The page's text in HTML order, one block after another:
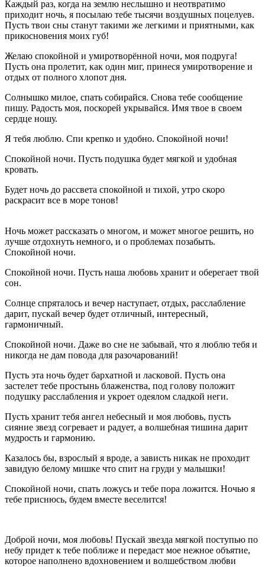
Каждый раз, когда на землю неслышно и неотвратимо
приходит ночь, я посылаю тебе тысячи воздушных поцелуев.
Пусть твои сны станут такими же легкими и приятными, как
прикосновения моих губ!
Желаю спокойной и умиротворённой ночи, моя подруга!
Пусть она пролетит, как один миг, принеся умиротворение и
отдых от полного хлопот дня.
Солнышко милое, спать собирайся. Снова тебе сообщение
пишу. Радость моя, поскорей укрывайся. Имя твое в своем
сердце ношу.
Я тебя люблю. Спи крепко и удобно. Спокойной ночи!
Спокойной ночи. Пусть подушка будет мягкой и удобная
кровать.
Будет ночь до рассвета спокойной и тихой, утро скоро
раскрасит все в море тонов!
Ночь может рассказать о многом, и может многое решить, но
лучше отдохнуть немного, и о проблемах позабыть.
Спокойной ночи.
Спокойной ночи. Пусть наша любовь хранит и оберегает твой
сон.
Солнце спряталось и вечер наступает, отдых, расслабление
дарит, пускай вечер будет отличный, интересный,
гармоничный.
Спокойной ночи. Даже во сне не забывай, что я люблю тебя и
никогда не дам повода для разочарований!
Пусть эта ночь будет бархатной и ласковой. Пусть она
застелет тебе простынь блаженства, под голову положит
подушку расслабления и укроет одеялом сладкой неги.
Пусть хранит тебя ангел небесный и моя любовь, пусть
сияние звезд согревает и радует, а волшебная тишина дарит
мудрость и гармонию.
Казалось бы, взрослый я вроде, а зависть никак не проходит
завидую белому мишке что спит на груди у малышки!
Спокойной ночи, спать ложусь и тебе пора ложится. Ночью я
тебе приснюсь, будем вместе веселится!
Доброй ночи, моя любовь! Пускай звезда мягкой поступью по
небу придет к тебе поближе и передаст мое нежное объятие,
которое наполнено вдохновением и волшебством любви